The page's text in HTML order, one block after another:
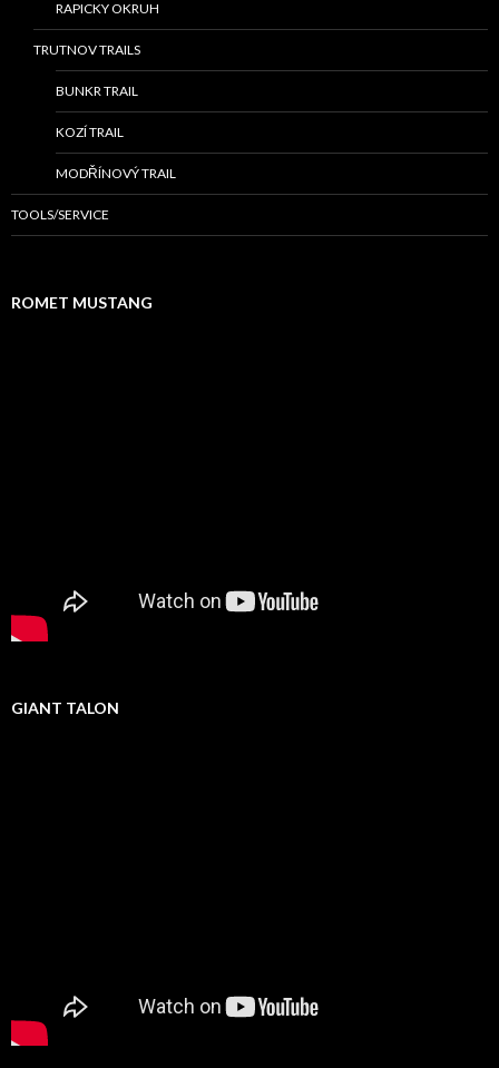
RAPICKY OKRUH
TRUTNOV TRAILS
BUNKR TRAIL
KOZÍ TRAIL
MODŘÍNOVÝ TRAIL
TOOLS/SERVICE
ROMET MUSTANG
GIANT TALON